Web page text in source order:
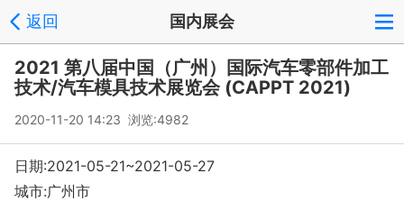
返回 国内展会
2021 第八届中国（广州）国际汽车零部件加工
技术/汽车模具技术展览会 (CAPPT 2021)
2020-11-20 14:23 浏览:4982
日期:2021-05-21~2021-05-27
城市:广州市